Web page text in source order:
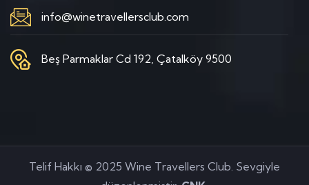
info@winetravellersclub.com
Beş Parmaklar Cd 192, Çatalköy 9500
Telif Hakkı © 2025 Wine Travellers Club. Sevgiyle